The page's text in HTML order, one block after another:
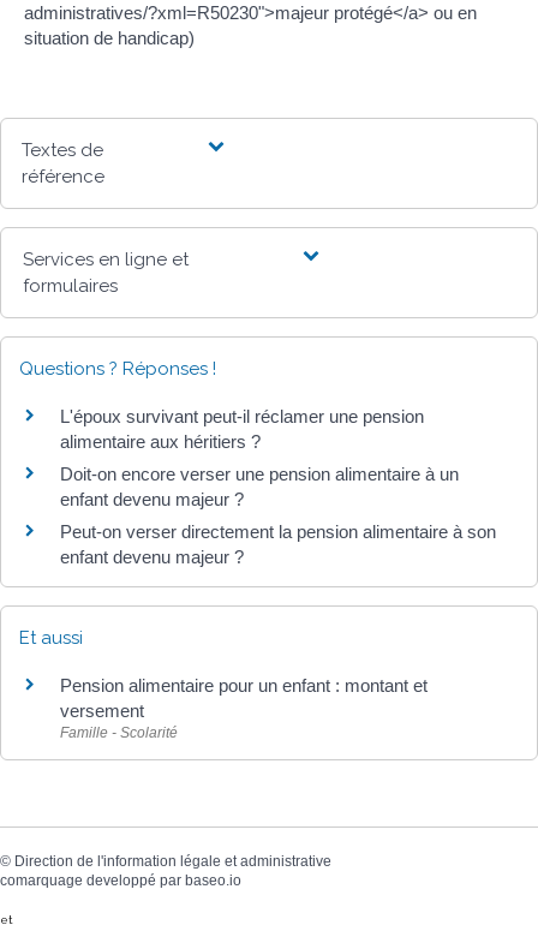
administratives/?xml=R50230">majeur protégé</a> ou en
situation de handicap)
Textes de
référence
Services en ligne et
formulaires
Questions ? Réponses !
L'époux survivant peut-il réclamer une pension
alimentaire aux héritiers ?
Doit-on encore verser une pension alimentaire à un
enfant devenu majeur ?
Peut-on verser directement la pension alimentaire à son
enfant devenu majeur ?
Et aussi
Pension alimentaire pour un enfant : montant et
versement
Famille - Scolarité
© Direction de l'information légale et administrative
comarquage developpé par baseo.io
et